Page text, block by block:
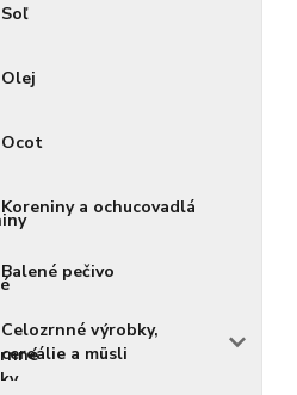
Soľ
Olej
Ocot
Koreniny a ochucovadlá
Balené pečivo
Celozrnné výrobky,
cereálie a müsli